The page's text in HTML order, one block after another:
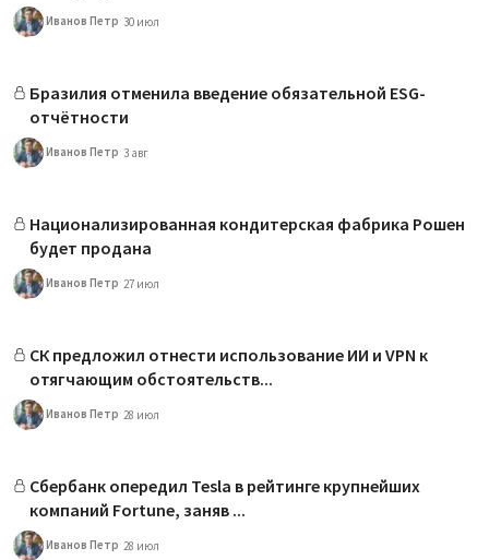
Иванов Петр 30 июл
Бразилия отменила введение обязательной ESG-
отчётности
Иванов Петр 3 авг
Национализированная кондитерская фабрика Рошен
будет продана
Иванов Петр 27 июл
СК предложил отнести использование ИИ и VPN к
отягчающим обстоятельств...
Иванов Петр 28 июл
Сбербанк опередил Tesla в рейтинге крупнейших
компаний Fortune, заняв ...
Иванов Петр 28 июл